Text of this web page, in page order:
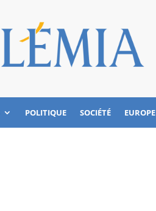
POLITIQUE SOCIÉTÉ EUROPE